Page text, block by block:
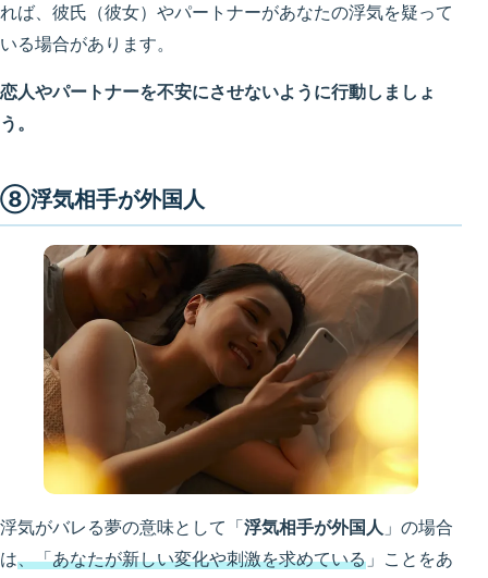
れば、彼氏（彼女）やパートナーがあなたの浮気を疑って
いる場合があります。
恋人やパートナーを不安にさせないように行動しましょ
う。
⑧浮気相手が外国人
浮気がバレる夢の意味として「浮気相手が外国人 」の場合
は、「あなたが新しい変化や刺激を求めている 」ことをあ